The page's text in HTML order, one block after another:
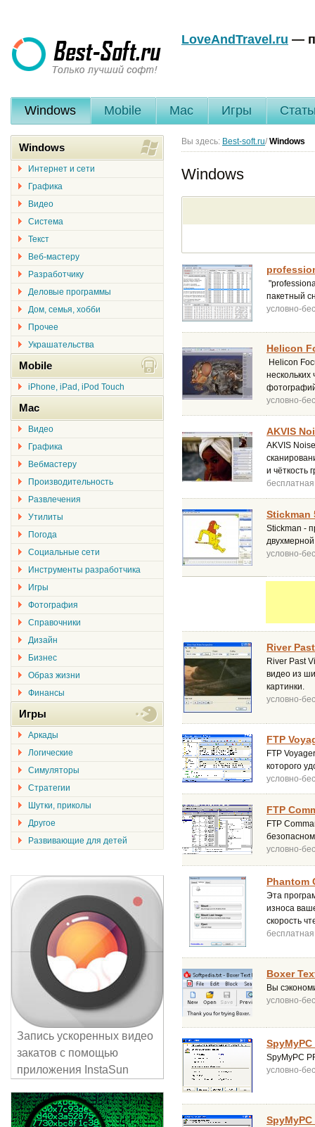
LoveAndTravel.ru —
Windows Mobile Mac Игры
Вы здесь: Best-soft.ru/ Windows
Windows
пакетный
условно-
Helicon
Helicon
условно-
AKVIS
AKVIS
и чёткость
бесплатная
Stickman
Stickman -
условно-
River
River Past
видео из
картинки.
условно-
FTP
FTP
которого
условно-
FTP
FTP
условно-
Phantom
Эта
износа
скорость
бесплатная
Boxer
Вы
условно-
SpyMyPC
SpyMyPC
условно-
SpyMyPC
Windows
Интернет и сети
Графика
Видео
Система
Текст
Веб-мастеру
Разработчику
Деловые программы
Дом, семья, хобби
Прочее
Украшательства
Mobile
iPhone, iPad, iPod Touch
Mac
Видео
Графика
Вебмастеру
Производительность
Развлечения
Утилиты
Погода
Социальные сети
Инструменты разработчика
Игры
Фотография
Справочники
Дизайн
Бизнес
Образ жизни
Финансы
Игры
Аркады
Логические
Симуляторы
Стратегии
Шутки, приколы
Другое
Развивающие для детей
Запись ускоренных видео
закатов с помощью
приложения InstaSun